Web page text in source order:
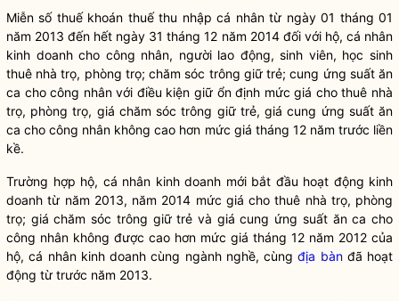
Miễn số thuế khoán thuế thu nhập cá nhân từ ngày 01 tháng 01
năm 2013 đến hết ngày 31 tháng 12 năm 2014 đối với hộ, cá nhân
kinh doanh cho công nhân, người lao động, sinh viên, học sinh
thuê nhà trọ, phòng trọ; chăm sóc trông giữ trẻ; cung ứng suất ăn
ca cho công nhân với điều kiện giữ ổn định mức giá cho thuê nhà
trọ, phòng trọ, giá chăm sóc trông giữ trẻ, giá cung ứng suất ăn
ca cho công nhân không cao hơn mức giá tháng 12 năm trước liền
kề.
Trường hợp hộ, cá nhân kinh doanh mới bắt đầu hoạt động kinh
doanh từ năm 2013, năm 2014 mức giá cho thuê nhà trọ, phòng
trọ; giá chăm sóc trông giữ trẻ và giá cung ứng suất ăn ca cho
công nhân không được cao hơn mức giá tháng 12 năm 2012 của
hộ, cá nhân kinh doanh cùng ngành nghề, cùngđịa bànđã hoạt
động từ trước năm 2013.